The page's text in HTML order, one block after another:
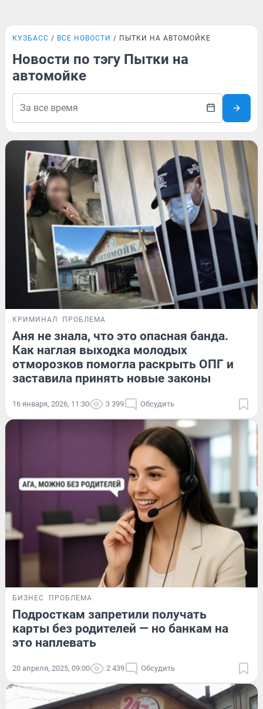
КУЗБАСС ВСЕ НОВОСТИ ПЫТКИ НА АВТОМОЙКЕ
Новости по тэгу Пытки на
автомойке
КРИМИНАЛ ПРОБЛЕМА
Аня не знала, что это опасная банда.
Как наглая выходка молодых
отморозков помогла раскрыть ОПГ и
заставила принять новые законы
16 января, 2026, 11:30 3 399 Обсудить
БИЗНЕС ПРОБЛЕМА
Подросткам запретили получать
карты без родителей — но банкам на
это наплевать
20 апреля, 2025, 09:00 2 439 Обсудить